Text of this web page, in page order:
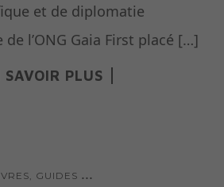
et de diplomatie
l’ONG Gaia First placé […]
SAVOIR PLUS
GUIDES ...